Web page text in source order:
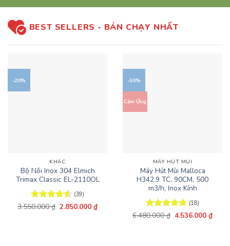
BEST SELLERS - BÁN CHẠY NHẤT
-20%
KHÁC
Bộ Nồi Inox 304 Elmich
Trimax Classic EL-2110OL
Được xếp
(39)
3.550.000₫ Giá
2.850.000₫Giá
-30%
Cảm Ứng
MÁY HÚT MÙI
Máy Hút Mùi Malloca
H342.9 TC, 90CM, 500
m3/h, Inox Kính
Được xếp
(18)
6.480.000₫ Giá
4.536.000₫Giá